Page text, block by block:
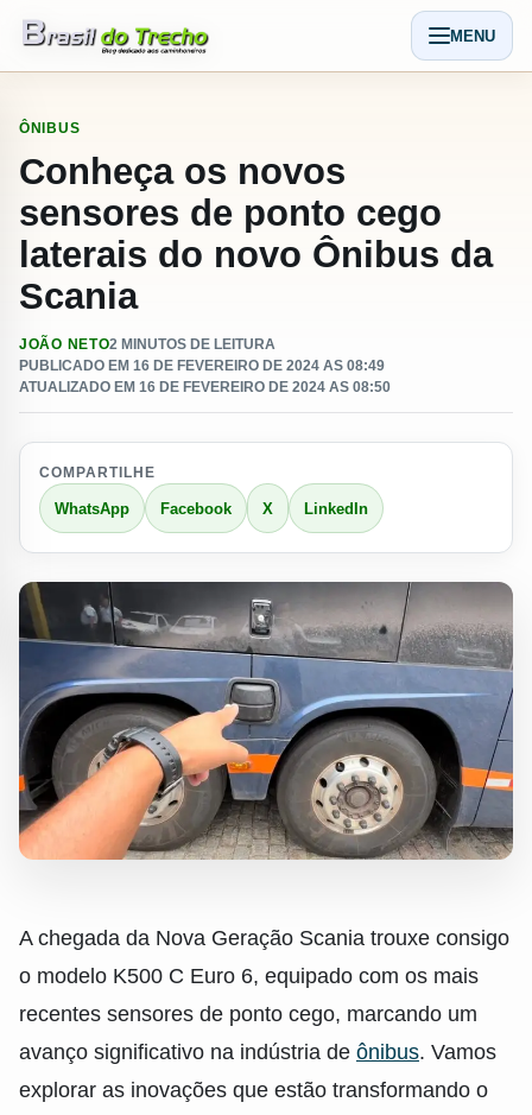
Abrir
MENU
ÔNIBUS
Conheça os novos
sensores de ponto cego
laterais do novo Ônibus da
Scania
JOÃO NETO2 MINUTOS DE LEITURA
PUBLICADO EM 16 DE FEVEREIRO DE 2024 AS 08:49
ATUALIZADO EM 16 DE FEVEREIRO DE 2024 AS 08:50
COMPARTILHE
WhatsApp Facebook X LinkedIn
A chegada da Nova Geração Scania trouxe consigo
o modelo K500 C Euro 6, equipado com os mais
recentes sensores de ponto cego, marcando um
avanço significativo na indústria de ônibus. Vamos
explorar as inovações que estão transformando o